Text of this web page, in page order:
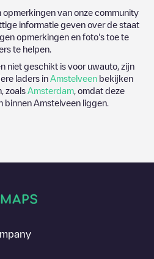
opmerkingen van onze community
informatie geven over de staat
opmerkingen en foto's toe te
te helpen.
niet geschikt is voor uwauto, zijn
laders in Amstelveen bekijken
zoals Amsterdam , omdat deze
binnen Amstelveen liggen.